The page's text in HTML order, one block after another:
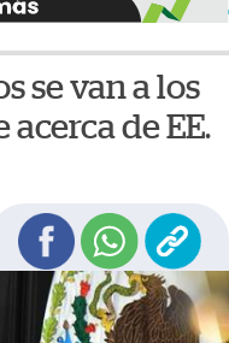
se van a los
acerca de EE.